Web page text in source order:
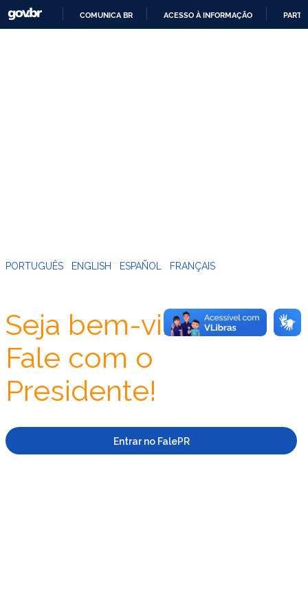
COMUNICA BR ACESSO À INFORMAÇÃO
PORTUGUÊS ENGLISH ESPAÑOL FRANÇAIS
Seja bem-vindo ao
Fale com o
Presidente!
Entrar no FalePR